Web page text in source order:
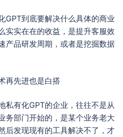
GPT到底要解决什么具体的商业
实实在在的收益，是提升客服效
产品研发周期，或者是挖掘数据
再先进也是白搭
私有化GPT的企业，往往不是从
务部门开始的，是某个业务老大
后发现现有的工具解决不了，才